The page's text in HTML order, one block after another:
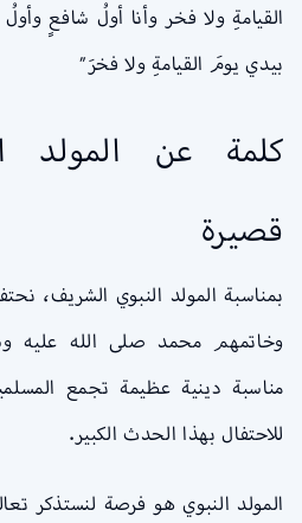
القيامةِ ولا فخر وأنا أولُ شافعٍ
بيدي يومَ القيامةِ ولا فخرَ”
كلمة عن المولد
قصيرة
بمناسبة المولد النبوي الشريف،
وخاتمهم محمد صلى الله عليه
مناسبة دينية عظيمة تجمع
للاحتفال بهذا الحدث الكبير.
المولد النبوي هو فرصة لنستذكر